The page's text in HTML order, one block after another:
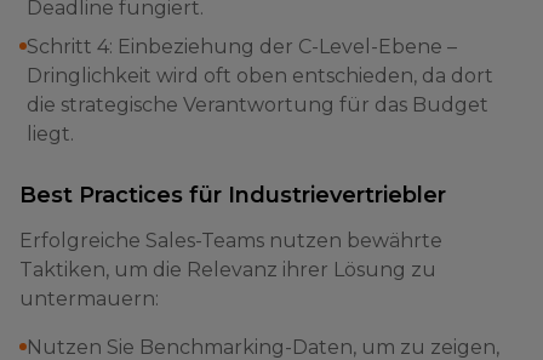
Deadline fungiert.
Schritt 4: Einbeziehung der C-Level-Ebene –
Dringlichkeit wird oft oben entschieden, da dort
die strategische Verantwortung für das Budget
liegt.
Best Practices für Industrievertriebler
Erfolgreiche Sales-Teams nutzen bewährte
Taktiken, um die Relevanz ihrer Lösung zu
untermauern:
Nutzen Sie Benchmarking-Daten, um zu zeigen,